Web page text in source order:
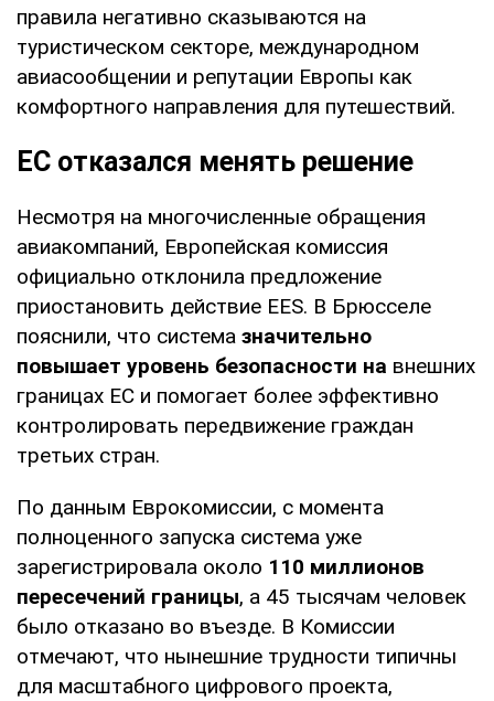
правила негативно сказываются на
туристическом секторе, международном
авиасообщении и репутации Европы как
комфортного направления для путешествий.
ЕС отказался менять решение
Несмотря на многочисленные обращения
авиакомпаний, Европейская комиссия
официально отклонила предложение
приостановить действие EES. В Брюсселе
пояснили, что система значительно
повышает уровень безопасности на внешних
границах ЕС и помогает более эффективно
контролировать передвижение граждан
третьих стран.
По данным Еврокомиссии, с момента
полноценного запуска система уже
зарегистрировала около 110 миллионов
пересечений границы, а 45 тысячам человек
было отказано во въезде. В Комиссии
отмечают, что нынешние трудности типичны
для масштабного цифрового проекта,